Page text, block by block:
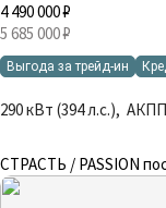
4 490 000 ₽
5 685 000 ₽
Выгода за трейд-ин
290 кВт (394 л.с.),
СТРАСТЬ / PASSION